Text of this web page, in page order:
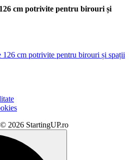
cm potrivite pentru birouri și
2026 StartingUP.ro